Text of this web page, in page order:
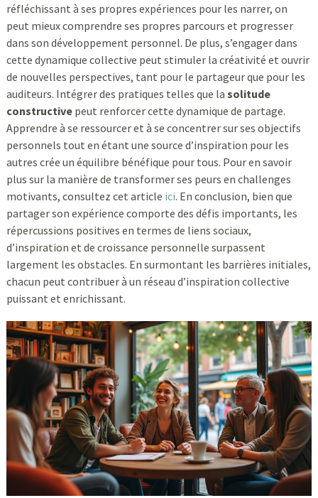
réfléchissant à ses propres expériences pour les narrer, on
peut mieux comprendre ses propres parcours et progresser
dans son développement personnel. De plus, s’engager dans
cette dynamique collective peut stimuler la créativité et ouvrir
de nouvelles perspectives, tant pour le partageur que pour les
auditeurs. Intégrer des pratiques telles que la solitude
constructivepeut renforcer cette dynamique de partage.
Apprendre à se ressourcer et à se concentrer sur ses objectifs
personnels tout en étant une source d’inspiration pour les
autres crée un équilibre bénéfique pour tous. Pour en savoir
plus sur la manière de transformer ses peurs en challenges
motivants, consultez cet article ici. En conclusion, bien que
partager son expérience comporte des défis importants, les
répercussions positives en termes de liens sociaux,
d’inspiration et de croissance personnelle surpassent
largement les obstacles. En surmontant les barrières initiales,
chacun peut contribuer à un réseau d’inspiration collective
puissant et enrichissant.